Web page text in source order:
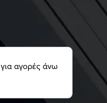
για αγορές άνω